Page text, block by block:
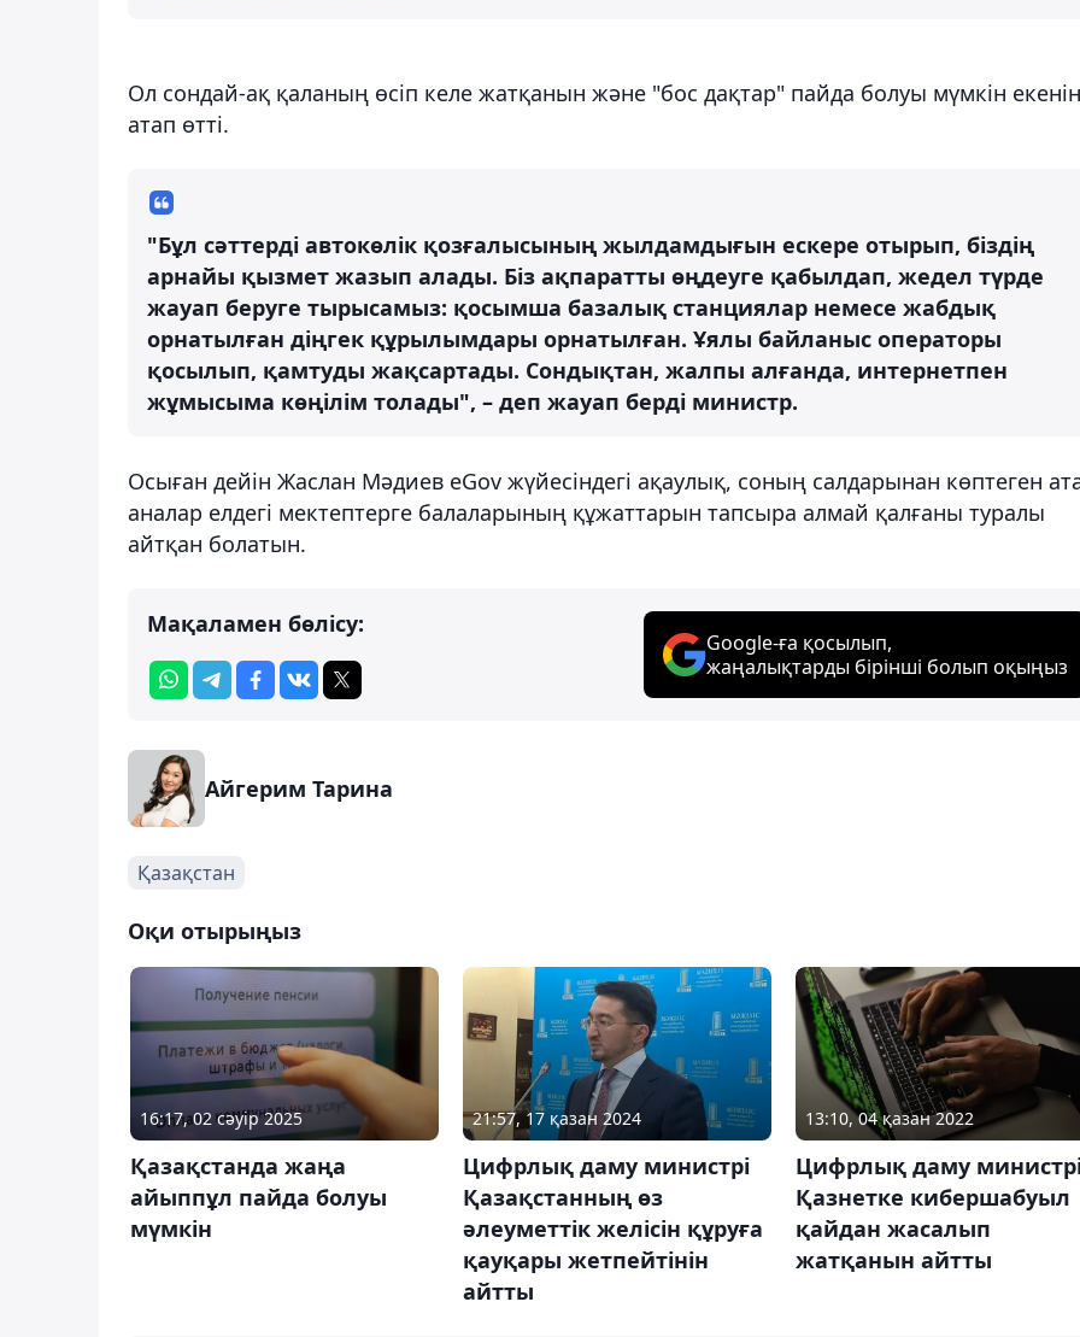
Ол сондай-ақ қаланың өсіп келе жатқанын және "бос дақтар" пайда болуы мүмкін екенін
атап өтті.
"Бұл сәттерді автокөлік қозғалысының жылдамдығын ескере отырып, біздің
арнайы қызмет жазып алады. Біз ақпаратты өңдеуге қабылдап, жедел түрде
жауап беруге тырысамыз: қосымша базалық станциялар немесе жабдық
орнатылған діңгек құрылымдары орнатылған. Ұялы байланыс операторы
қосылып, қамтуды жақсартады. Сондықтан, жалпы алғанда, интернетпен
жұмысыма көңілім толады", – деп жауап берді министр.
Осыған дейін Жаслан Мәдиев eGov жүйесіндегі ақаулық, соның салдарынан көптеген
аналар елдегі мектептерге балаларының құжаттарын тапсыра алмай қалғаны туралы
айтқан болатын.
Мақаламен бөлісу:
Google-ға қосылып,
жаңалықтарды бірінші болып оқыңыз
Айгерим Тарина
Қазақстан
Оқи отырыңыз
16:17, 02 сәуір 2025
Қазақстанда жаңа
айыппұл пайда болуы
мүмкін
21:57, 17 қазан 2024
Цифрлық даму министрі
Қазақстанның өз
әлеуметтік желісін құруға
қауқары жетпейтінін
айтты
13:10, 04 қазан 2022
Цифрлық даму
Қазнетке кибершабуыл
қайдан жасалып
жатқанын айтты